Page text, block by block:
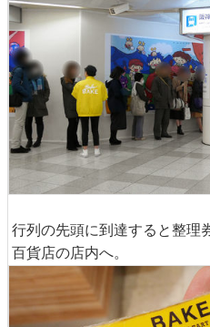
行列の先頭に到達すると整理
百貨店の店内へ。